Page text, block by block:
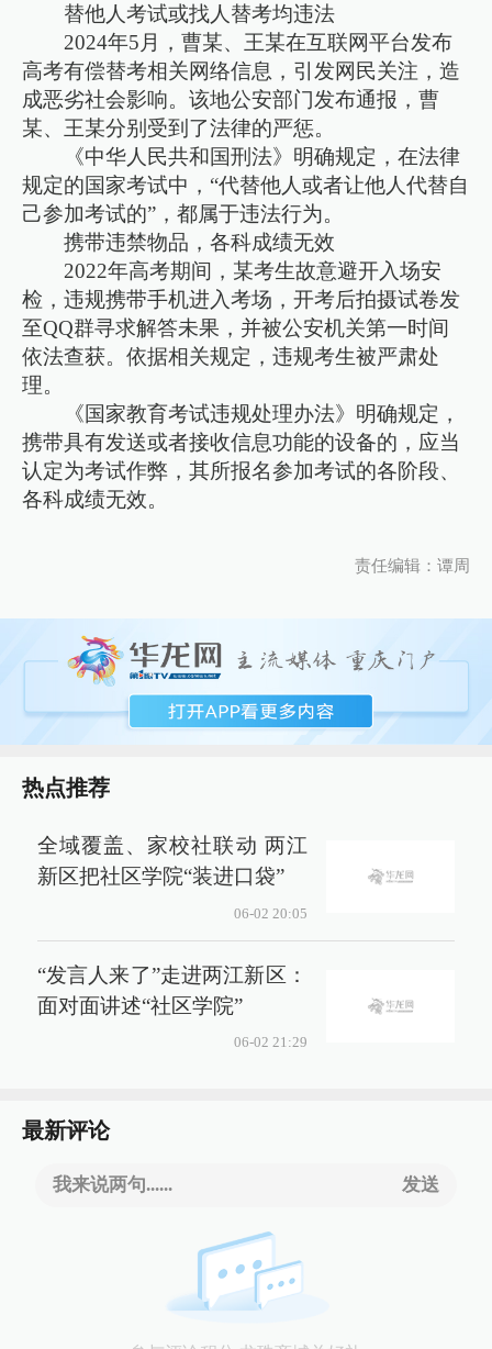
替他人考试或找人替考均违法
2024年5月，曹某、王某在互联网平台发布
高考有偿替考相关网络信息，引发网民关注，造
成恶劣社会影响。该地公安部门发布通报，曹
某、王某分别受到了法律的严惩。
《中华人民共和国刑法》明确规定，在法律
规定的国家考试中，“代替他人或者让他人代替自
己参加考试的”，都属于违法行为。
携带违禁物品，各科成绩无效
2022年高考期间，某考生故意避开入场安
检，违规携带手机进入考场，开考后拍摄试卷发
至QQ群寻求解答未果，并被公安机关第一时间
依法查获。依据相关规定，违规考生被严肃处
理。
《国家教育考试违规处理办法》明确规定，
携带具有发送或者接收信息功能的设备的，应当
认定为考试作弊，其所报名参加考试的各阶段、
各科成绩无效。
责任编辑：谭周
热点推荐
全域覆盖、家校社联动 两江
新区把社区学院“装进口袋”
06-02 20:05
“发言人来了”走进两江新区：
面对面讲述“社区学院”
06-02 21:29
最新评论
我来说两句...... 发送